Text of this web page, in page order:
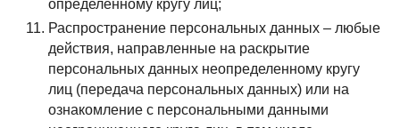
определенному кругу лиц;
Распространение персональных данных – любые
действия, направленные на раскрытие
персональных данных неопределенному кругу
лиц (передача персональных данных) или на
ознакомление с персональными данными